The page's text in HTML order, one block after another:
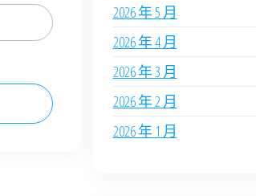
2026 年 5 月
2026 年 4 月
2026 年 3 月
2026 年 2 月
2026 年 1 月